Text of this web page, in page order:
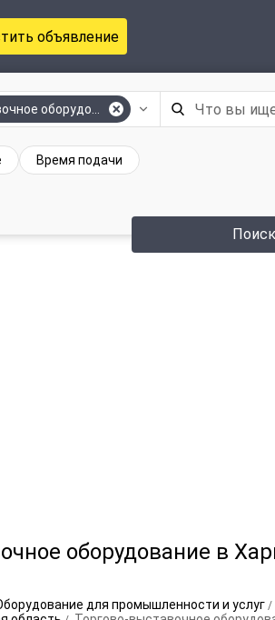
объявление
оборудование
Поиск
Время подачи
оборудование в
для промышленности и услуг